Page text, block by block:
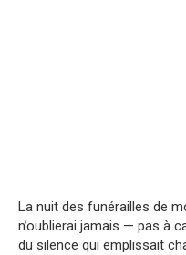
La nuit des funérailles de
n’oublierai jamais — pas à
du silence qui emplissait